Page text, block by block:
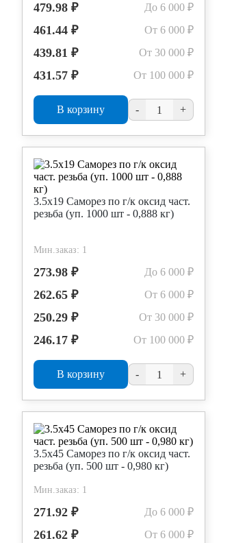
479.98 ₽ До 6 000 ₽
461.44 ₽ От 6 000 ₽
439.81 ₽ От 30 000 ₽
431.57 ₽ От 100 000 ₽
В корзину - +
3.5х19 Саморез по г/к оксид част.
резьба (уп. 1000 шт - 0,888 кг)
Мин.заказ: 1
273.98 ₽ До 6 000 ₽
262.65 ₽ От 6 000 ₽
250.29 ₽ От 30 000 ₽
246.17 ₽ От 100 000 ₽
В корзину - +
3.5х45 Саморез по г/к оксид част.
резьба (уп. 500 шт - 0,980 кг)
Мин.заказ: 1
271.92 ₽ До 6 000 ₽
261.62 ₽ От 6 000 ₽